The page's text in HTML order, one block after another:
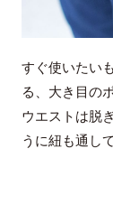
すぐ使いたい
る、大き目の
ウエストは脱
うに紐も通し